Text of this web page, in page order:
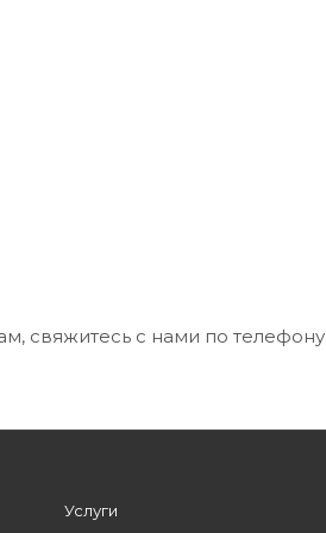
свяжитесь с нами по телефону
Услуги